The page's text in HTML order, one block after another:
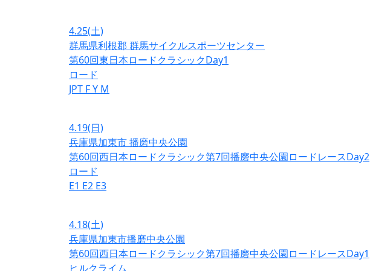
4.25(土)
群馬県利根郡 群馬サイクルスポーツセンター
第60回東日本ロードクラシックDay1
ロード
JPT FY M
4.19(日)
兵庫県加東市 播磨中央公園
第60回西日本ロードクラシック第7回播磨中央公園ロードレースDay2
ロード
E1 E2 E3
4.18(土)
兵庫県加東市播磨中央公園
第60回西日本ロードクラシック第7回播磨中央公園ロードレースDay1
ヒルクライム